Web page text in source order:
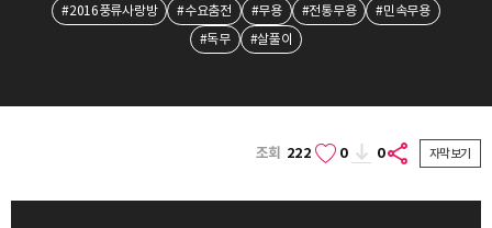
#2016풍류사랑방 #수요춤전 #무용 #전통무용
#민속무용
#독무
#살풀이
조회 222 0 0 자막보기